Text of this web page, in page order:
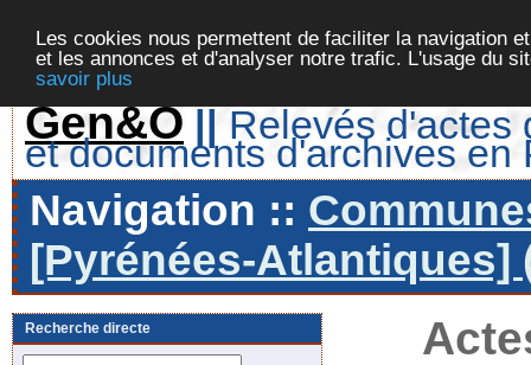
Les cookies nous permettent de faciliter la navigation
et les annonces et d'analyser notre trafic. L'usage du
savoir plus
Gen&O || Relevés d'actes
et documents d'archives en
Navigation ::
[Pyrénées-Atlantiques]
Recherche directe